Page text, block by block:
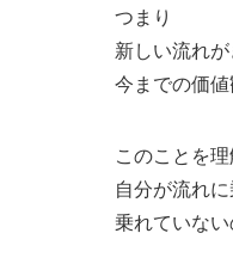
つまり
新しい流れ
今までの価
このことを理
自分が流れ
乗れていな